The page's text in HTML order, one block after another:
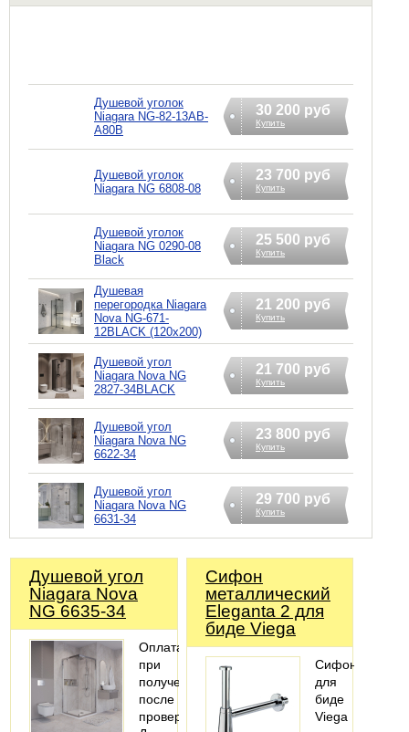
Душевой уголок
Niagara NG-82-13AB-
A80B
30 200 руб
Купить
Душевой уголок
Niagara NG 6808-08
23 700 руб
Купить
Душевой уголок
Niagara NG 0290-08
Black
25 500 руб
Купить
Душевая
перегородка Niagara
Nova NG-671-
12BLACK (120х200)
21 200 руб
Купить
Душевой угол
Niagara Nova NG
2827-34BLACK
21 700 руб
Купить
Душевой угол
Niagara Nova NG
6622-34
23 800 руб
Купить
Душевой угол
Niagara Nova NG
6631-34
29 700 руб
Купить
Душевой угол
Niagara Nova
NG 6635-34
Оплата
при
получении
после
проверки
Сифoн
металлический
Eleganta 2 для
биде Viega
Сифон
для
биде
Viega